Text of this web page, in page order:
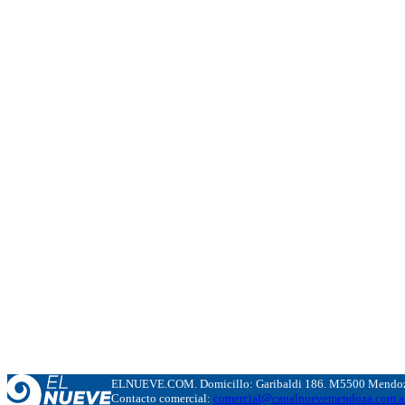
ELNUEVE.COM. Domicillo: Garibaldi 186. M5500
Contacto comercial: